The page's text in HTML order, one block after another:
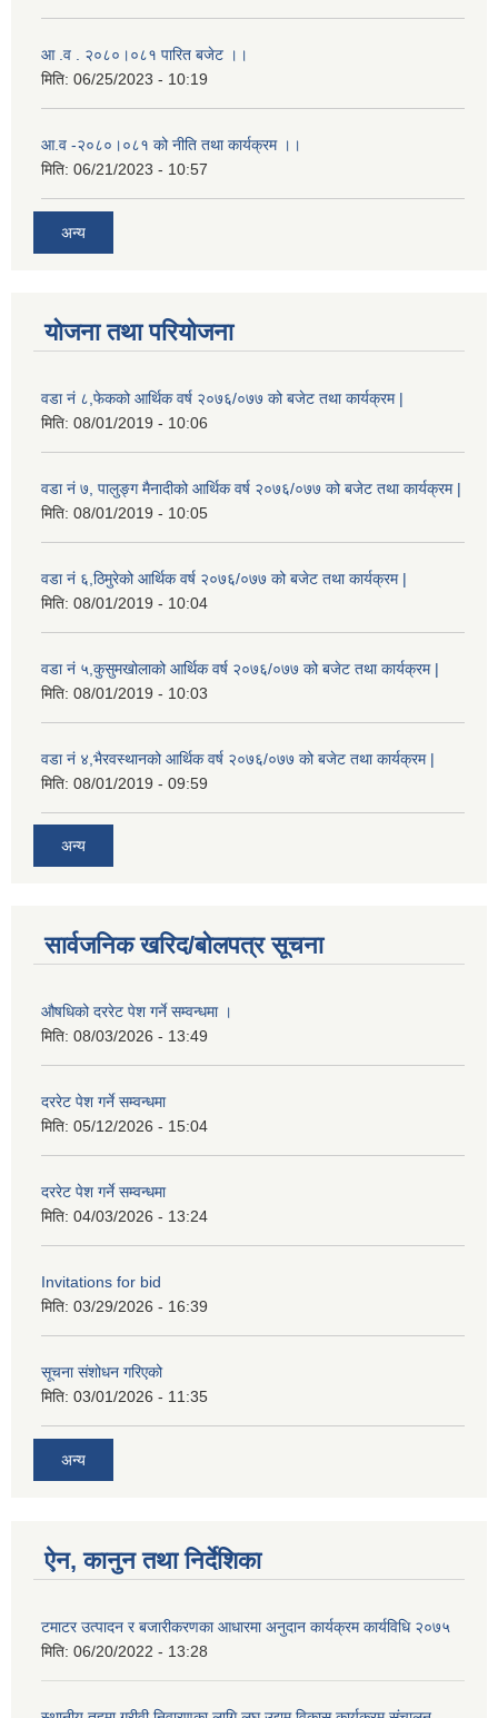
आ .व . २०८०।०८१ पारित बजेट ।।
मिति: 06/25/2023 - 10:19
आ.व -२०८०।०८१ को नीति तथा कार्यक्रम ।।
मिति: 06/21/2023 - 10:57
अन्य
योजना तथा परियोजना
वडा नं ८,फेकको आर्थिक वर्ष २०७६/०७७ को बजेट तथा कार्यक्रम |
मिति: 08/01/2019 - 10:06
वडा नं ७, पालुङ्ग मैनादीको आर्थिक वर्ष २०७६/०७७ को बजेट तथा कार्यक्रम |
मिति: 08/01/2019 - 10:05
वडा नं ६,ठिमुरेको आर्थिक वर्ष २०७६/०७७ को बजेट तथा कार्यक्रम |
मिति: 08/01/2019 - 10:04
वडा नं ५,कुसुमखोलाको आर्थिक वर्ष २०७६/०७७ को बजेट तथा कार्यक्रम |
मिति: 08/01/2019 - 10:03
वडा नं ४,भैरवस्थानको आर्थिक वर्ष २०७६/०७७ को बजेट तथा कार्यक्रम |
मिति: 08/01/2019 - 09:59
अन्य
सार्वजनिक खरिद/बोलपत्र सूचना
औषधिको दररेट पेश गर्ने सम्वन्धमा ।
मिति: 08/03/2026 - 13:49
दररेट पेश गर्ने सम्वन्धमा
मिति: 05/12/2026 - 15:04
दररेट पेश गर्ने सम्वन्धमा
मिति: 04/03/2026 - 13:24
Invitations for bid
मिति: 03/29/2026 - 16:39
सूचना संशोधन गरिएको
मिति: 03/01/2026 - 11:35
अन्य
ऐन, कानुन तथा निर्देशिका
टमाटर उत्पादन र बजारीकरणका आधारमा अनुदान कार्यक्रम कार्यविधि २०७५
मिति: 06/20/2022 - 13:28